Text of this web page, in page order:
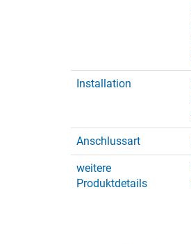
Installation
Anschlussart
weitere
Produktdetails